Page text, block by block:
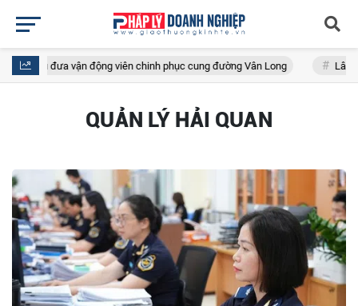
đưa vận động viên chinh phục cung đường Vân Long Lâm
QUẢN LÝ HẢI QUAN